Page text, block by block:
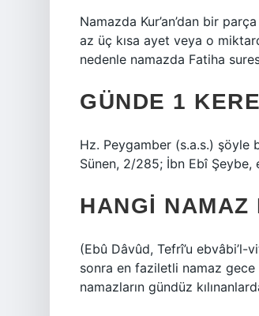
Namazda Kur’an’dan bir
az üç kısa ayet veya o
nedenle namazda Fatiha
GÜNDE 1
Hz. Peygamber (s.a.s.) şöyle
Sünen, 2/285; İbn Ebî Şeybe,
HANGI NAMAZ
(Ebû Dâvûd, Tefrî’u ebvâbi’l-
sonra en faziletli namaz gece
namazların gündüz